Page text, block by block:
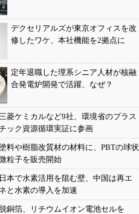
デクセリアルズが東京オフィスを改
修したワケ、本社機能を2拠点に
定年退職した理系シニア人材が核融
合発電炉開発で活躍、なぜ？
菱ケミカルなど9社、環境省のプラス
ック資源循環実証に参画
料や樹脂改質材の材料に、PBTの球状
粒子を販売開始
日本で水素活用を阻む壁、中国は再エ
ネと水素の導入を加速
脱銅箔、リチウムイオン電池セルを